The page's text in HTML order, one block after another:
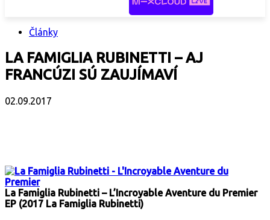
Články
LA FAMIGLIA RUBINETTI – AJ
FRANCÚZI SÚ ZAUJÍMAVÍ
02.09.2017
La Famiglia Rubinetti – L’Incroyable Aventure du Premier
EP (2017 La Famiglia Rubinetti)